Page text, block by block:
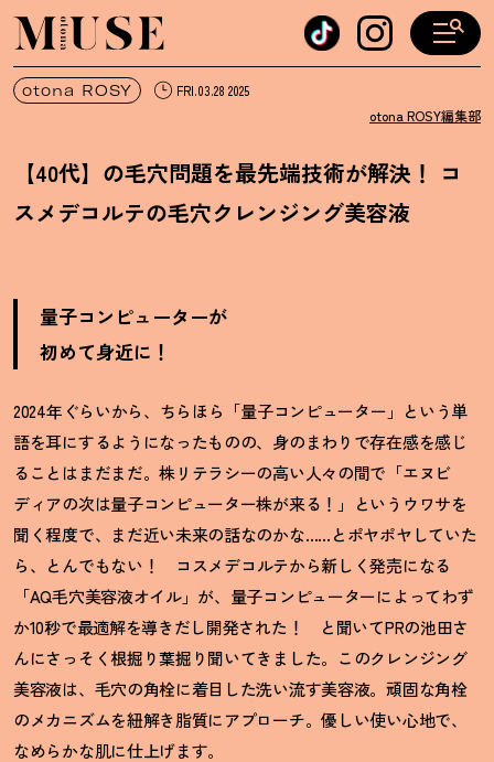
オトナミューズ ウェブ
otona ROSY FRI.03.28 2025
otona ROSY編集部
【40代】の毛穴問題を最先端技術が解決 ！ コ
スメデコルテの毛穴クレンジング美容液
量子コンピューターが
初めて身近に ！
2024年ぐらいから、ちらほら「量子コンピューター」という単
語を耳にするようになったものの、身のまわりで存在感を感じ
ることはまだまだ。株リテラシーの高い人々の間で「エヌビ
ディアの次は量子コンピューター株が来る ！ 」というウワサを
聞く程度で、まだ近い未来の話なのかな……とポヤポヤしていた
ら、とんでもない ！
コスメデコルテから新しく発売になる
「AQ毛穴美容液オイル」が、量子コンピューターによってわず
か10秒で最適解を導きだし開発された ！
と聞いてPRの池田さ
んにさっそく根掘り葉掘り聞いてきました。このクレンジング
美容液は、毛穴の角栓に着目した洗い流す美容液。頑固な角栓
のメカニズムを紐解き脂質にアプローチ。優しい使い心地で、
なめらかな肌に仕上げます。